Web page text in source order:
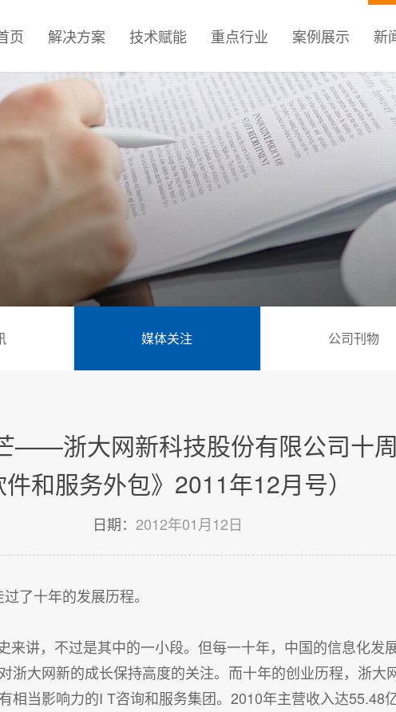
页 解决方案 技术赋能 重点行业 案例展示 新
媒体关注 公司刊物
——浙大网新科技股份有限公司十
件和服务外包》2011年12月号）
日期： 2012年01月12日
了十年的发展历程。
来讲，不过是其中的一小段。但每一十年，中国的信息化发
浙大网新的成长保持高度的关注。而十年的创业历程，浙大
相当影响力的I T咨询和服务集团。2010年主营收入达55.48